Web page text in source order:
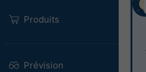
Produits
Prévision